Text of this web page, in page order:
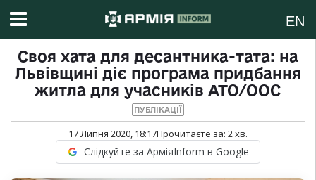
EN
Своя хата для десантника-тата: на
Львівщині діє програма придбання
житла для учасників АТО/ООС
ПУБЛІКАЦІЇ
17 Липня 2020, 18:17Прочитаєте за: 2хв.
Слідкуйте за АрміяInform в Google